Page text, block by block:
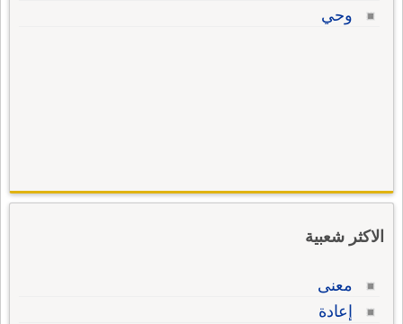
وحي
الاكثر شعبية
معنى
إعادة